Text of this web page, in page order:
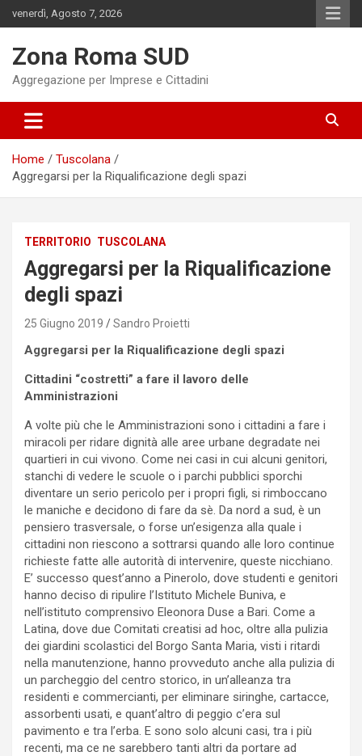
to
venerdì, Agosto 7, 2026
Zona Roma SUD
Aggregazione per Imprese e Cittadini
Home
Tuscolana
Aggregarsi per la Riqualificazione degli spazi
TERRITORIO TUSCOLANA
Aggregarsi per la Riqualificazione
degli spazi
25 Giugno 2019 Sandro Proietti
Aggregarsi per la Riqualificazione degli spazi
Cittadini “costretti” a fare il lavoro delle
Amministrazioni
A volte più che le Amministrazioni sono i cittadini a fare i
miracoli per ridare dignità alle aree urbane degradate nei
quartieri in cui vivono. Come nei casi in cui alcuni genitori,
stanchi di vedere le scuole o i parchi pubblici sporchi
diventare un serio pericolo per i propri figli, si rimboccano
le maniche e decidono di fare da sè. Da nord a sud, è un
pensiero trasversale, o forse un’esigenza alla quale i
cittadini non riescono a sottrarsi quando alle loro continue
richieste fatte alle autorità di intervenire, queste nicchiano.
E’ successo quest’anno a Pinerolo, dove studenti e genitori
hanno deciso di ripulire l’Istituto Michele Buniva, e
nell’istituto comprensivo Eleonora Duse a Bari. Come a
Latina, dove due Comitati creatisi ad hoc, oltre alla pulizia
dei giardini scolastici del Borgo Santa Maria, visti i ritardi
nella manutenzione, hanno provveduto anche alla pulizia di
un parcheggio del centro storico, in un’alleanza tra
residenti e commercianti, per eliminare siringhe, cartacce,
assorbenti usati, e quant’altro di peggio c’era sul
pavimento e tra l’erba. E sono solo alcuni casi, tra i più
recenti, ma ce ne sarebbero tanti altri da portare ad